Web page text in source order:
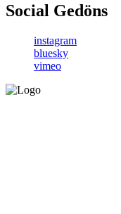
Social Gedöns
instagram
bluesky
vimeo